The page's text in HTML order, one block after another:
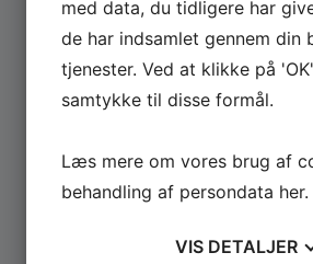
GÅ TIL MASKINER
med data, du tidligere har
de har indsamlet gennem din
tjenester. Ved at klikke på
samtykke til disse formål.
Læs mere om vores brug af
behandling af persondata her.
VIS DETALJER